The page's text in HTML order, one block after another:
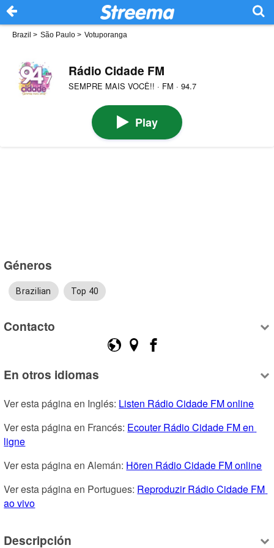
Brazil > São Paulo > Votuporanga
Rádio Cidade FM
SEMPRE MAIS VOCÊ!! · FM · 94.7
Play
Géneros
Brazilian Top 40
Contacto
En otros idiomas
Ver esta página en Inglés: Listen Rádio Cidade FM online
Ver esta página en Francés: Ecouter Rádio Cidade FM en
ligne
Ver esta página en Alemán: Hören Rádio Cidade FM online
Ver esta página en Portugues: Reproduzir Rádio Cidade FM
ao vivo
Descripción